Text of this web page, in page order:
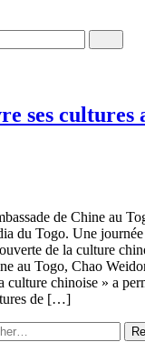
ses cultures
de Chine au
du Togo. Une
de la culture
au Togo, Chao
culture chinoise » a
de […]